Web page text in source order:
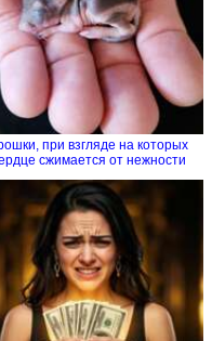
при взгляде на которых
сжимается от нежности